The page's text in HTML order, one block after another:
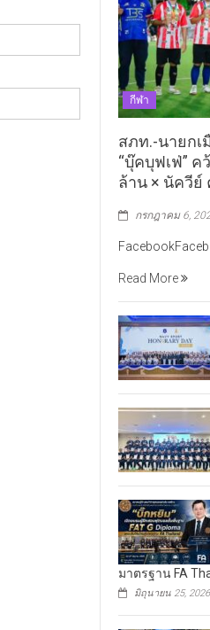
กีฬา
สภท.-นายก
“บุ๊คบุฟเฟ่” ค
ล้าน × นัควีย์
กรกฎาคม 6,
Read More
มาตรฐาน FA
มิถุนายน 25, 2026